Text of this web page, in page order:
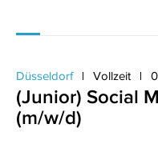
Düsseldorf Vollzeit
(Junior) Social
(m/w/d)